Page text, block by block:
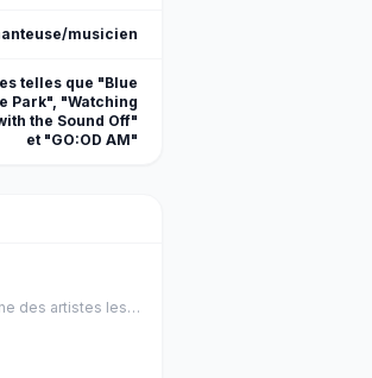
musicien
telles que "Blue
Park", "Watching
the Sound Off"
et "GO:OD AM"
Taylor Swift est lune des artistes les plus influentes de l histoire de la musique.